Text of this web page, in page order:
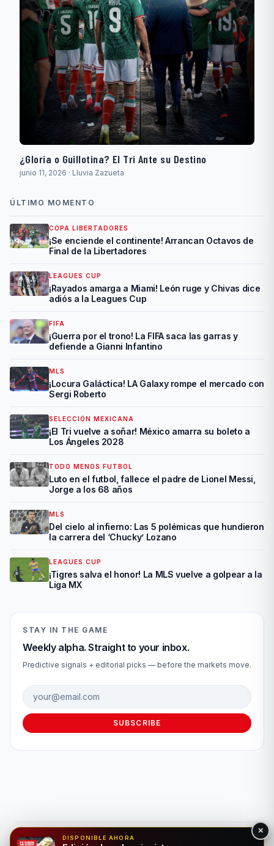
¿Gloria o Guillotina? El Tri Ante su Destino
junio 11, 2026 · Lluvia Zazueta
ÚLTIMO MOMENTO
COPA LIBERTADORES
¡Se enciende el continente! Arrancan Octavos de
Final de la Libertadores
LEAGUES CUP
¡Rayados amarga a Miami! León ruge y Chivas dice
adiós a la Leagues Cup
FIFA
¡Guerra por el trono! La FIFA saca las garras y
defiende a Gianni Infantino
MLS
¡Locura Galáctica! LA Galaxy rompe el mercado con
Sergi Roberto
SELECCIÓN MEXICANA
¡El Tri vuelve a soñar! México amarra su boleto a
Los Ángeles 2028
TODO MENOS FUTBOL
Luto en el futbol, fallece el padre de Lionel Messi,
Jorge a los 68 años
MLS
Del cielo al infierno: Las 5 polémicas que hundieron
la carrera del ‘Chucky’ Lozano
LEAGUES CUP
¡Tigres salva el honor! La MLS vuelve a golpear a la
Liga MX
STAY IN THE GAME
Weekly alpha. Straight to your inbox.
Predictive signals + editorial picks — before the markets move.
Email address
SUBSCRIBE
© 2026 Fútbol Mundial®. Todos los derechos reservados. Solo
DISPONIBLE AHORA